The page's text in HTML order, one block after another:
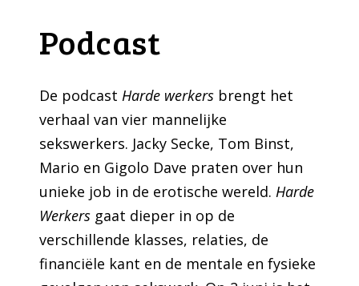
Podcast
De podcast Harde werkers brengt het
verhaal van vier mannelijke
sekswerkers. Jacky Secke, Tom Binst,
Mario en Gigolo Dave praten over hun
unieke job in de erotische wereld. Harde
Werkers gaat dieper in op de
verschillende klasses, relaties, de
financiële kant en de mentale en fysieke